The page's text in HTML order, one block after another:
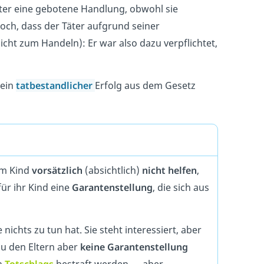
eine gebotene Handlung, obwohl sie
dass der Täter aufgrund seiner
zum Handeln): Er war also dazu verpflichtet,
tatbestandlicher Erfolg aus dem Gesetz
Kind vorsätzlich (absichtlich) nicht helfen,
ihr Kind eine Garantenstellung, die sich aus
nichts zu tun hat. Sie steht interessiert, aber
den Eltern aber keine Garantenstellung